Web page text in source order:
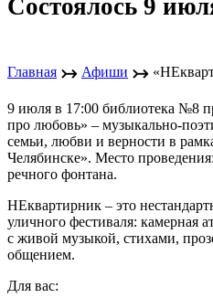
Состоялось 9
Главная ↣ Афиши ↣
9 июля в 17:00 библиотека №8
про любовь» – музыкально-
семьи, любви и верности в
Челябинске». Место
речного фонтана.
НЕквартирник – это
уличного фестиваля: камерная
с живой музыкой, стихами,
общением.
Для вас: